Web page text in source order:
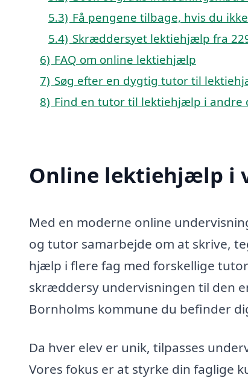
5.3) Få pengene tilbage, hvis du
5.4) Skræddersyet lektiehjælp fra
6) FAQ om online lektiehjælp
7) Søg efter en dygtig tutor til
8) Find en tutor til lektiehjælp i andre
Online lektiehjælp i
Med en moderne online
og tutor samarbejde om at skrive,
hjælp i flere fag med forskellige
skræddersy undervisningen til den
Bornholms kommune du befinder
Da hver elev er unik, tilpasses
Vores fokus er at styrke din faglige